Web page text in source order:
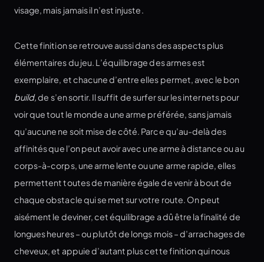
visage, mais jamais il n’est injuste.
Cette finition se retrouve aussi dans des aspects plus
élémentaires du jeu. L’équilibrage des armes est
exemplaire, et chacune d’entre elles permet, avec le bon
build,de s’en sortir. Il suffit de surfer sur les internets pour
voir que tout le monde a une arme préférée, sans jamais
qu’aucune ne soit mise de côté. Parce qu’au-delà des
affinités que l’on peut avoir avec une arme à distance ou au
corps-à-corps, une arme lente ou une arme rapide, elles
permettent toutes de manière égale de venir à bout de
chaque obstacle qui se met sur votre route. On peut
aisément le deviner, cet équilibrage a dû être la finalité de
longues heures – ou plutôt de longs mois – d’arrachages de
cheveux, et appuie d’autant plus cette finition qui nous